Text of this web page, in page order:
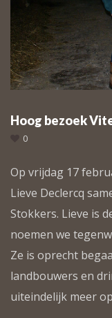
Hoog bezoek
0
Op vrijdag 17
Lieve Declercq
Stokkers. Lieve is
noemen we
Ze is oprecht
landbouwers en
uiteindelijk meer